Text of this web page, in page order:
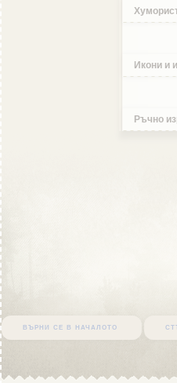
Икони и
Ръчно
върни се в началото